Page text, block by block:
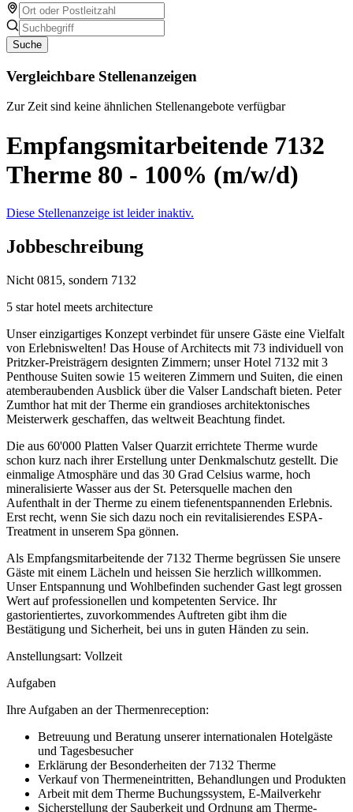
Suche
Vergleichbare Stellenanzeigen
Zur Zeit sind keine ähnlichen Stellenangebote verfügbar
Empfangsmitarbeitende 7132
Therme 80 - 100% (m/w/d)
Diese Stellenanzeige ist leider inaktiv.
Jobbeschreibung
Nicht 0815, sondern 7132
5 star hotel meets architecture
Unser einzigartiges Konzept verbindet für unsere Gäste eine Vielfalt
von Erlebniswelten! Das House of Architects mit 73 individuell von
Pritzker-Preisträgern designten Zimmern; unser Hotel 7132 mit 3
Penthouse Suiten sowie 15 weiteren Zimmern und Suiten, die einen
atemberaubenden Ausblick über die Valser Landschaft bieten. Peter
Zumthor hat mit der Therme ein grandioses architektonisches
Meisterwerk geschaffen, das weltweit Beachtung findet.
Die aus 60'000 Platten Valser Quarzit errichtete Therme wurde
schon kurz nach ihrer Erstellung unter Denkmalschutz gestellt. Die
einmalige Atmosphäre und das 30 Grad Celsius warme, hoch
mineralisierte Wasser aus der St. Petersquelle machen den
Aufenthalt in der Therme zu einem tiefenentspannenden Erlebnis.
Erst recht, wenn Sie sich dazu noch ein revitalisierendes ESPA-
Treatment in unserem Spa gönnen.
Als Empfangsmitarbeitende der 7132 Therme begrüssen Sie unsere
Gäste mit einem Lächeln und heissen Sie herzlich willkommen.
Unser Entspannung und Wohlbefinden suchender Gast legt grossen
Wert auf professionellen und kompetenten Service. Ihr
gastorientiertes, zuvorkommendes Auftreten gibt ihm die
Bestätigung und Sicherheit, bei uns in guten Händen zu sein.
Anstellungsart: Vollzeit
Aufgaben
Ihre Aufgaben an der Thermenreception:
Betreuung und Beratung unserer internationalen Hotelgäste
und Tagesbesucher
Erklärung der Besonderheiten der 7132 Therme
Verkauf von Thermeneintritten, Behandlungen und Produkten
Arbeit mit dem Therme Buchungssystem, E-Mailverkehr
Sicherstellung der Sauberkeit und Ordnung am Therme-